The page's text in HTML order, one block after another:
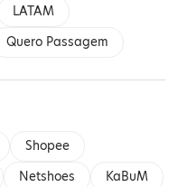
LATAM
Quero Passagem
Shopee
Netshoes
KaBuM